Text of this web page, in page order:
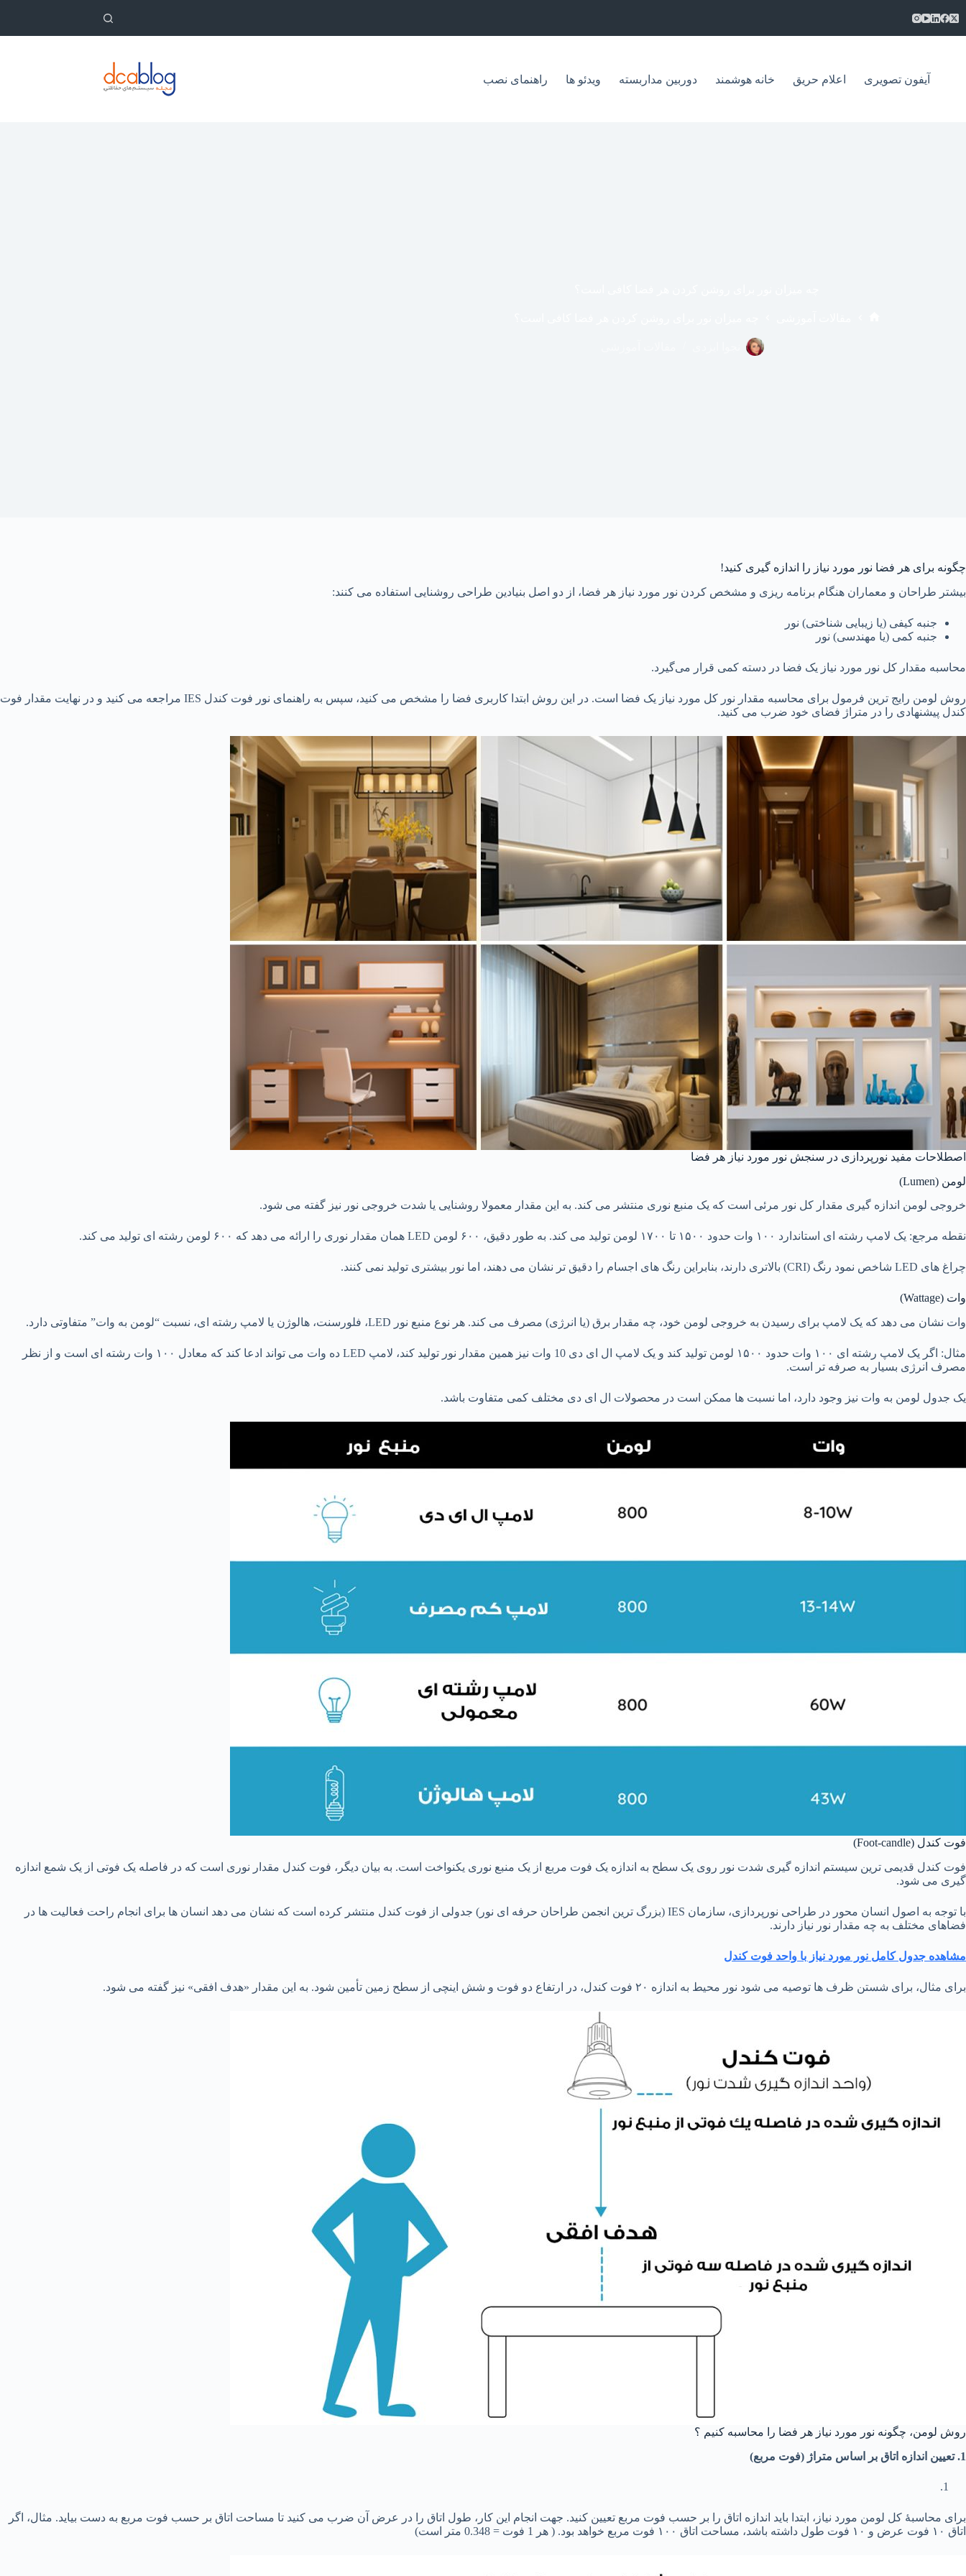
به
محتوا
آیفون تصویری اعلام حریق خانه هوشمند دوربین مداربسته ویدئو ها راهنمای نصب
چگونه برای هر فضا نور مورد نیاز را اندازه گیری کنید!
بیشتر طراحان و معماران هنگام برنامه ‌ریزی و مشخص کردن نور مورد نیاز هر فضا، از دو اصل بنیادین طراحی روشنایی استفاده می‌ کنند:
جنبه‌ کیفی (یا زیبایی ‌شناختی) نور
جنبه‌ کمی (یا مهندسی) نور
محاسبه‌ مقدار کل نور مورد نیاز یک فضا در دسته‌ کمی قرار می‌گیرد.
روش لومن رایج ترین فرمول برای محاسبه مقدار نور کل مورد نیاز یک فضا است. در این روش ابتدا کاربری فضا را مشخص می کنید، سپس به راهنمای نور فوت کندل IES مراجعه می کنید و در نهایت مقدار فوت
کندل پیشنهادی را در متراژ فضای خود ضرب می کنید.
اصطلاحات مفید نورپردازی در سنجش نور مورد نیاز هر فضا
لومن (Lumen)
خروجی لومن اندازه گیری مقدار کل نور مرئی است که یک منبع نوری منتشر می کند. به این مقدار معمولا روشنایی یا شدت خروجی نور نیز گفته می شود.
نقطه مرجع: یک لامپ رشته ای استاندارد ۱۰۰ وات حدود ۱۵۰۰ تا ۱۷۰۰ لومن تولید می کند. به طور دقیق، ۶۰۰ لومن LED همان مقدار نوری را ارائه می دهد که ۶۰۰ لومن رشته ای تولید می کند.
چراغ های LED شاخص نمود رنگ (CRI) بالاتری دارند، بنابراین رنگ های اجسام را دقیق تر نشان می دهند، اما نور بیشتری تولید نمی کنند.
وات (Wattage)
وات نشان می دهد که یک لامپ برای رسیدن به خروجی لومن خود، چه مقدار برق (یا انرژی) مصرف می کند. هر نوع منبع نور LED، فلورسنت، هالوژن یا لامپ رشته ای، نسبت “لومن به وات” متفاوتی دارد.
مثال: اگر یک لامپ رشته ای ۱۰۰ وات حدود ۱۵۰۰ لومن تولید کند و یک لامپ ال ای دی 10 وات نیز همین مقدار نور تولید کند، لامپ LED ده وات می تواند ادعا کند که معادل ۱۰۰ وات رشته ای است و از نظر
مصرف انرژی بسیار به صرفه تر است.
یک جدول لومن به وات نیز وجود دارد، اما نسبت‌ ها ممکن است در محصولات ال ای دی مختلف کمی متفاوت باشد.
فوت کندل (Foot-candle)
فوت کندل قدیمی ترین سیستم اندازه گیری شدت نور روی یک سطح به اندازه یک فوت مربع از یک منبع نوری یکنواخت است. به بیان دیگر، فوت کندل مقدار نوری است که در فاصله یک فوتی از یک شمع اندازه
گیری می شود.
با توجه به اصول انسان محور در طراحی نورپردازی، سازمان IES (بزرگ ترین انجمن طراحان حرفه ای نور) جدولی از فوت کندل منتشر کرده است که نشان می دهد انسان ها برای انجام راحت فعالیت ها در
فضاهای مختلف به چه مقدار نور نیاز دارند.
مشاهده جدول کامل نور مورد نیاز با واحد فوت کندل
برای مثال، برای شستن ظرف ها توصیه می شود نور محیط به اندازه ۲۰ فوت کندل، در ارتفاع دو فوت و شش اینچی از سطح زمین تأمین شود. به این مقدار «هدف افقی» نیز گفته می شود.
روش لومن، چگونه نور مورد نیاز هر فضا را محاسبه کنیم ؟
1. تعیین اندازه اتاق بر اساس متراژ (فوت مربع)
برای محاسبهٔ کل لومن مورد نیاز، ابتدا باید اندازه اتاق را بر حسب فوت مربع تعیین کنید. جهت انجام این کار، طول اتاق را در عرض آن ضرب می‌ کنید تا مساحت اتاق بر حسب فوت مربع به دست بیاید. مثال، اگر
اتاق ۱۰ فوت عرض و ۱۰ فوت طول داشته باشد، مساحت اتاق ۱۰۰ فوت مربع خواهد بود. ( هر 1 فوت = 0.348 متر است)